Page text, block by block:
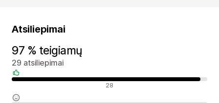
Atsiliepimai
97 % teigiamų
29 atsiliepimai
Teigiami atsiliepimai 28